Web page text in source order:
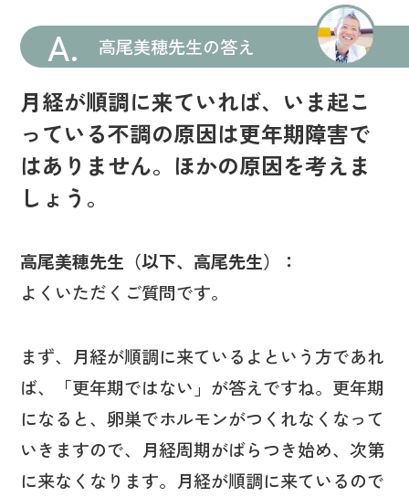
A. 高尾美穂先生の答え
月経が順調に来ていれば、いま起こ
っている不調の原因は更年期障害で
はありません。ほかの原因を考えま
しょう。
高尾美穂先生（以下、高尾先生）：
よくいただくご質問です。
まず、月経が順調に来ているよという方であれ
ば、「更年期ではない」が答えですね。更年期
になると、卵巣でホルモンがつくれなくなって
いきますので、月経周期がばらつき始め、次第
に来なくなります。月経が順調に来ているので